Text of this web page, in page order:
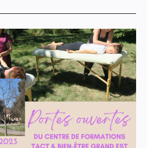
MASSAGE
ÊTRE
DE
LA
NUQUE
&
CRÂNE